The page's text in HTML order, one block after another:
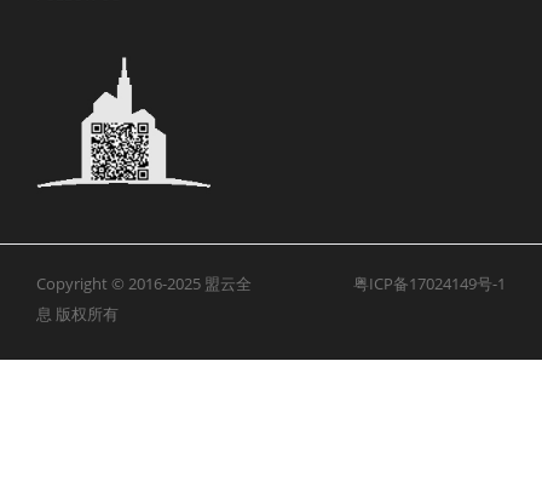
Copyright © 2016-2025 盟云全
息 版权所有
粤ICP备17024149号-1